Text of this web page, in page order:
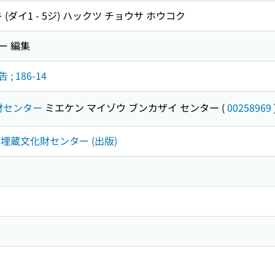
ダイ1 - 5ジ) ハックツ チョウサ ホウコク
編集
; 186-14
ンター ミエケン マイゾウ ブンカザイ センター (00258969
蔵文化財センター (出版)